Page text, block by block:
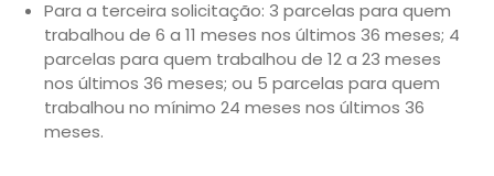
Para a terceira solicitação: 3 parcelas para quem
trabalhou de 6 a 11 meses nos últimos 36 meses; 4
parcelas para quem trabalhou de 12 a 23 meses
nos últimos 36 meses; ou 5 parcelas para quem
trabalhou no mínimo 24 meses nos últimos 36
meses.